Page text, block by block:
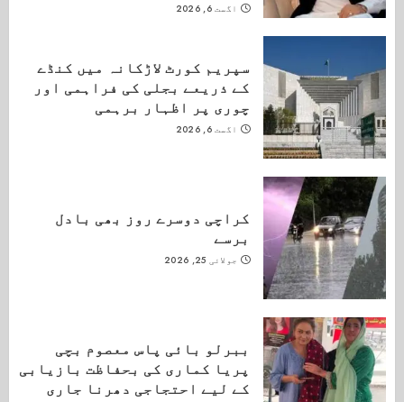
اگست 6, 2026
سپریم کورٹ لاڑکانہ میں کنڈے
کے ذریعے بجلی کی فراہمی اور
چوری پر اظہار برہمی
اگست 6, 2026
کراچی دوسرے روز بھی بادل
برسے
جولائی 25, 2026
ببرلو بائی پاس معصوم بچی
پریا کماری کی بحفاظت بازیابی
کے لیے احتجاجی دھرنا جاری